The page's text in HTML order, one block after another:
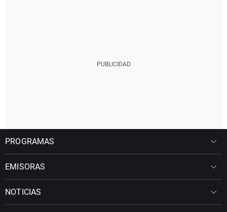
PROGRAMAS
EMISORAS
NOTICIAS